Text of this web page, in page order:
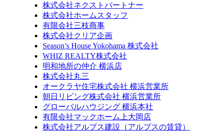
株式会社ネクストパートナー
株式会社ホームスタッフ
有限会社三枝商事
株式会社クリア企画
Season’s House Yokohama 株式会社
WHIZ REALTY株式会社
明和地所の仲介 横浜店
株式会社丸三
オークラヤ住宅株式会社 横浜営業所
朝日リビング株式会社 横浜営業所
グローバルハウジング 横浜本社
有限会社マックホーム上大岡店
株式会社アルプス建設（アルプスの賃貸）